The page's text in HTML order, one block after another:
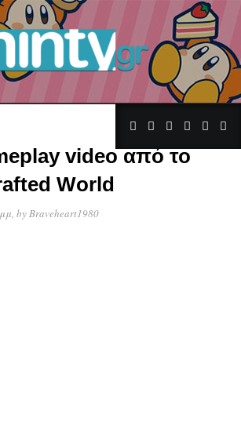
video από το
World
, by Braveheart1980